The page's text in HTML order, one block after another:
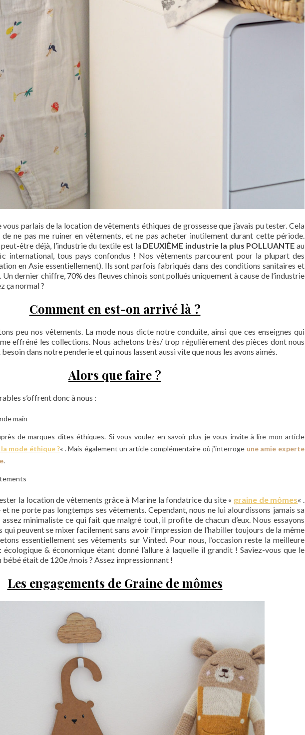
vous parlais de la location de vêtements éthiques de grossesse que j’avais pu tester. Cela
de ne pas me ruiner en vêtements, et ne pas acheter inutilement durant cette période.
être déjà, l’industrie du textile est la DEUXIÈME industrie la plus POLLUANTE au
international, tous pays confondus ! Nos vêtements parcourent pour la plupart des
en Asie essentiellement). Ils sont parfois fabriqués dans des conditions sanitaires et
dernier chiffre, 70% des fleuves chinois sont pollués uniquement à cause de l’industrie
ça normal ?
Comment en est-on arrivé là ?
peu nos vêtements. La mode nous dicte notre conduite, ainsi que ces enseignes qui
effréné les collections. Nous achetons très/ trop régulièrement des pièces dont nous
besoin dans notre penderie et qui nous lassent aussi vite que nous les avons aimés.
Alors que faire ?
s’offrent donc à nous :
main
de marques dites éthiques. Si vous voulez en savoir plus je vous invite à lire mon article
la mode éthique ?« . Mais également un article complémentaire où j’interroge une amie experte
.
la location de vêtements grâce à Marine la fondatrice du site « graine de mômes« .
ne porte pas longtemps ses vêtements. Cependant, nous ne lui alourdissons jamais sa
minimaliste ce qui fait que malgré tout, il profite de chacun d’eux. Nous essayons
qui peuvent se mixer facilement sans avoir l’impression de l’habiller toujours de la même
essentiellement ses vêtements sur Vinted. Pour nous, l’occasion reste la meilleure
& économique étant donné l’allure à laquelle il grandit ! Saviez-vous que le
était de 120e /mois ? Assez impressionnant !
Les engagements de Graine de mômes